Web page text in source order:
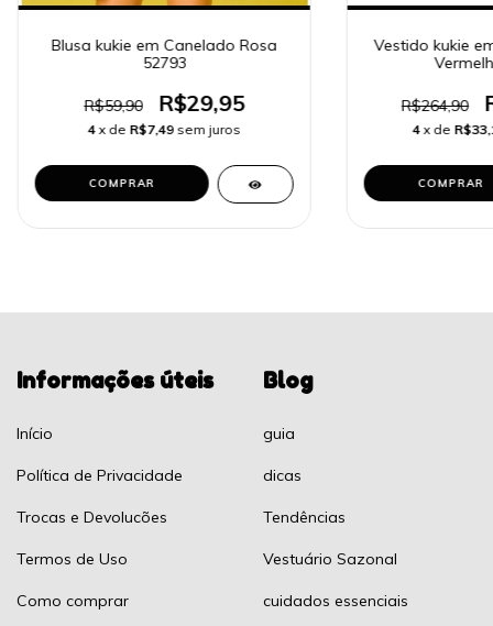
Blusa kukie em Canelado Rosa
52793
R$59,90 R$29,95
4 x de R$7,49 sem juros
COMPRAR
Vestido kukie
R$264,90
4 x de
COMPRAR
Informações úteis
Início
Política de Privacidade
Trocas e Devolucões
Termos de Uso
Como comprar
Blog
guia
dicas
Tendências
Vestuário Sazonal
cuidados essenciais